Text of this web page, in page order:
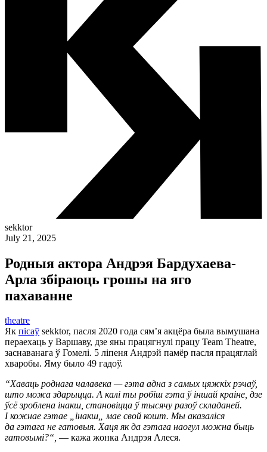
sekktor
July 21, 2025
Родныя актора Андрэя Бардухаева-
Арла збіраюць грошы на яго
пахаванне
theatre
Як пісаў sekktor, пасля 2020 года сям’я акцёра была вымушана
пераехаць у Варшаву, дзе яны працягнулі працу Team Theatre,
заснаванага ў Гомелі. 5 ліпеня Андрэй памёр пасля працяглай
хваробы. Яму было 49 гадоў.
“Хаваць роднага чалавека — гэта адна з самых цяжкіх рэчаў,
што можа здарыцца. А калі ты робіш гэта ў іншай краіне, дзе
ўсё зроблена інакш, становіцца ў тысячу разоў складаней.
І кожнае гэтае „інакш„ мае свой кошт. Мы аказаліся
да гэтага не гатовыя. Хаця як да гэтага наогул можна быць
гатовымі?“, — кажа жонка Андрэя Алеся.